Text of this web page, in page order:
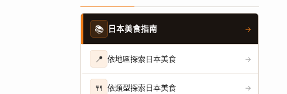
📚 日本美食指南 →
📍 依地區探索日本美食 →
🍴 依類型探索日本美食 →